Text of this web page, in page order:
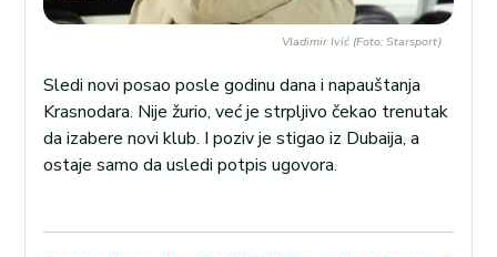
Vladimir Ivić (Foto: Starsport)
Sledi novi posao posle godinu dana i napauštanja
Krasnodara. Nije žurio, već je strpljivo čekao trenutak
da izabere novi klub. I poziv je stigao iz Dubaija, a
ostaje samo da usledi potpis ugovora.